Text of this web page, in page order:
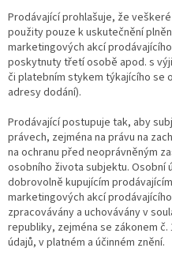
Prodávající prohlašuje, že
použity pouze k uskutečnění
marketingových akcí
poskytnuty třetí osobě apod. s
či platebním stykem týkajícího se
adresy dodání).
Prodávající postupuje tak, aby
právech, zejména na právu na
na ochranu před neoprávněným
osobního života subjektu.
dobrovolně kupujícím
marketingových akcí
zpracovávány a uchovávány v
republiky, zejména se zákonem
údajů, v platném a účinném znění.